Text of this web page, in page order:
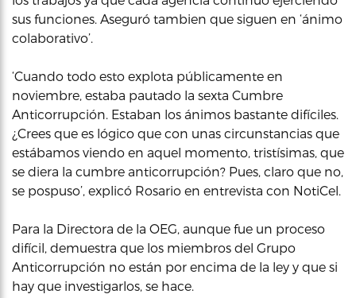
sus funciones. Aseguró tambien que siguen en ‘ánimo
colaborativo’.
‘Cuando todo esto explota públicamente en
noviembre, estaba pautado la sexta Cumbre
Anticorrupción. Estaban los ánimos bastante difíciles.
¿Crees que es lógico que con unas circunstancias que
estábamos viendo en aquel momento, tristísimas, que
se diera la cumbre anticorrupción? Pues, claro que no,
se pospuso’, explicó Rosario en entrevista con NotiCel.
Para la Directora de la OEG, aunque fue un proceso
difícil, demuestra que los miembros del Grupo
Anticorrupción no están por encima de la ley y que si
hay que investigarlos, se hace.